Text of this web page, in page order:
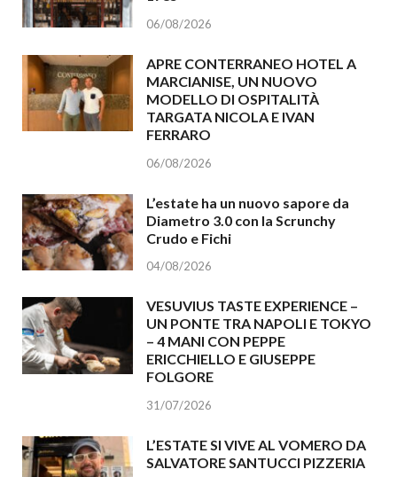
06/08/2026
APRE CONTERRANEO HOTEL A
MARCIANISE, UN NUOVO
MODELLO DI OSPITALITÀ
TARGATA NICOLA E IVAN
FERRARO
06/08/2026
L’estate ha un nuovo sapore da
Diametro 3.0 con la Scrunchy
Crudo e Fichi
04/08/2026
VESUVIUS TASTE EXPERIENCE –
UN PONTE TRA NAPOLI E TOKYO
– 4 MANI CON PEPPE
ERICCHIELLO E GIUSEPPE
FOLGORE
31/07/2026
L’ESTATE SI VIVE AL VOMERO DA
SALVATORE SANTUCCI PIZZERIA